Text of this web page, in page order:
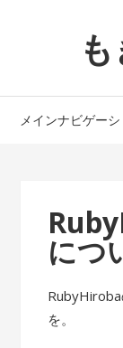
ョ
へ
メインナビゲー
につ
を。